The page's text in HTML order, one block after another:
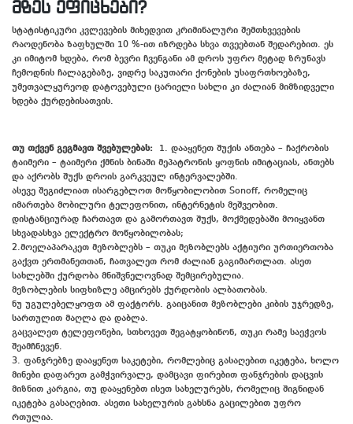
მზეს ეფიცხები?
სტატისტიკური კვლევების მიხედვით კრიმინალური შემთხვევების
რაოდენობა ზაფხულში 10 %-ით იზრდება სხვა თვეებთან შედარებით. ეს
კი იმიტომ ხდება, რომ ბევრი ჩვენგანი ამ დროს უფრო მეტად ზრუნავს
ჩემოდნის ჩალაგებაზე, ვიდრე საკუთარი ქონების უსაფრთხოებაზე,
უმეთვალყურეოდ დატოვებული ცარიელი სახლი კი ძალიან მიმზიდველი
ხდება ქურდებისათვის.
თუ თქვენ გეგმავთ შვებულებას: 1. დააყენეთ შუქის ანთება – ჩაქრობის
ტაიმერი – ტაიმერი ქმნის ბინაში მეპატრონის ყოფნის იმიტაციას, ანთებს
და აქრობს შუქს დროის გარკვეულ ინტერვალებში.
ასევე შეგიძლიათ ისარგებლოთ მოწყობილობით Sonoff, რომელიც
იმართება მობილური ტელეფონით, ინტერნეტის მეშვეობით.
დისტანციურად ჩართავთ და გამორთავთ შუქს, მოქმედებაში მოიყვანთ
სხვადასხვა ელექტრო მოწყობილობას;
2.მოელაპარაკეთ მეზობლებს – თუკი მეზობლებს აქტიური ურთიერთობა
გაქვთ ერთმანეთთან, ჩათვალეთ რომ ძალიან გაგიმართლათ. ასეთ
სახლებში ქურდობა მნიშვნელოვნად შემცირებულია.
მეზობლების სიფხიზლე ამცირებს ქურდობის ალბათობას.
ნუ უგულებელყოფთ ამ ფაქტორს. გაიცანით მეზობლები კიბის უჯრედზე,
სართულით მაღლა და დაბლა.
გაცვალეთ ტელეფონები, სთხოვეთ შეგატყობინონ, თუკი რამე საეჭვოს
შეამჩნევენ.
3. ფანჯრებზე დააყენეთ საკეტები, რომლებიც გასაღებით იკეტება, ხოლო
მინები დაფარეთ გამჭვირვალე, დამცავი ფირებით ფანჯრების დაცვის
მიზნით კარგია, თუ დააყენებთ ისეთ სახელურებს, რომელიც შიგნიდან
იკეტება გასაღებით. ასეთი სახელურის გახსნა გაცილებით უფრო
რთულია.